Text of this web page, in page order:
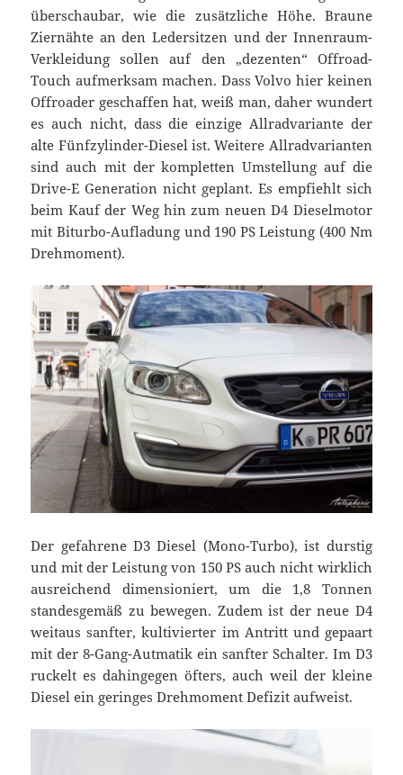
überschaubar, wie die zusätzliche Höhe. Braune
Ziernähte an den Ledersitzen und der Innenraum-
Verkleidung sollen auf den „dezenten“ Offroad-
Touch aufmerksam machen. Dass Volvo hier keinen
Offroader geschaffen hat, weiß man, daher wundert
es auch nicht, dass die einzige Allradvariante der
alte Fünfzylinder-Diesel ist. Weitere Allradvarianten
sind auch mit der kompletten Umstellung auf die
Drive-E Generation nicht geplant. Es empfiehlt sich
beim Kauf der Weg hin zum neuen D4 Dieselmotor
mit Biturbo-Aufladung und 190 PS Leistung (400 Nm
Drehmoment).
Der gefahrene D3 Diesel (Mono-Turbo), ist durstig
und mit der Leistung von 150 PS auch nicht wirklich
ausreichend dimensioniert, um die 1,8 Tonnen
standesgemäß zu bewegen. Zudem ist der neue D4
weitaus sanfter, kultivierter im Antritt und gepaart
mit der 8-Gang-Autmatik ein sanfter Schalter. Im D3
ruckelt es dahingegen öfters, auch weil der kleine
Diesel ein geringes Drehmoment Defizit aufweist.